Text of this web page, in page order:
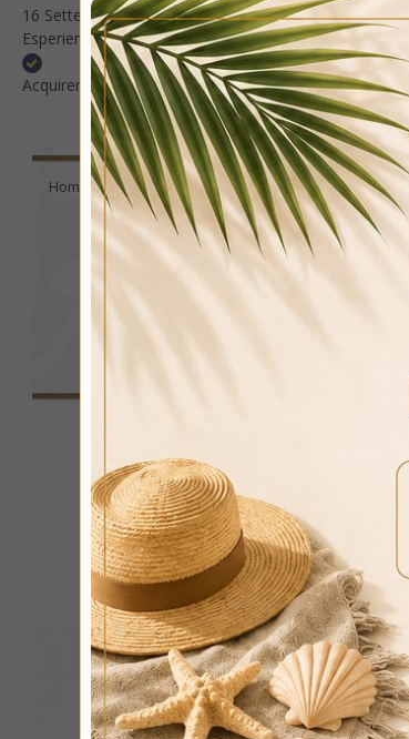
16 Settembre 2025
Esperienza positiva Consiglio questo venditore
Acquirente verificato
Home Furniture panels Clothes hanger